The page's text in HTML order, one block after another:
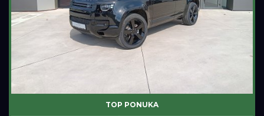
TOP PONUKA